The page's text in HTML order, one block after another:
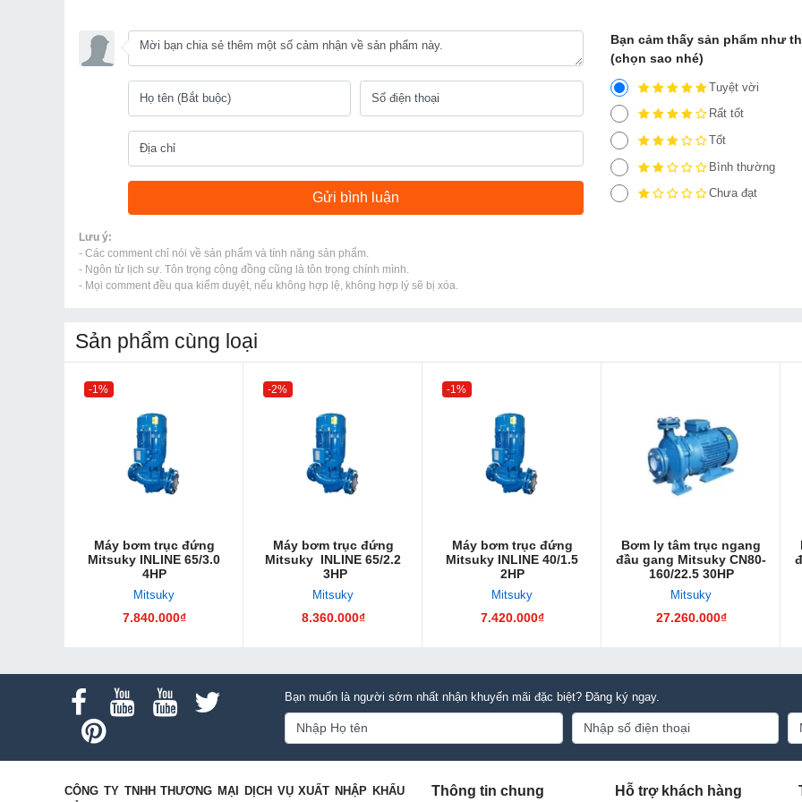
Bạn cảm thấy sản phẩm như
(chọn sao nhé)
Tuyệt vời
Rất tốt
Tốt
Bình thường
Chưa đạt
Lưu ý:
- Các comment chỉ nói về sản phẩm và tính năng sản phẩm.
- Ngôn từ lịch sự. Tôn trọng cộng đồng cũng là tôn trọng chính mình.
- Mọi comment đều qua kiểm duyệt, nếu không hợp lệ, không hợp lý sẽ bị xóa.
Sản phẩm cùng loại
-1%
Máy bơm trục đứng
Mitsuky INLINE 65/3.0
4HP
Mitsuky
7.840.000₫
-2%
Máy bơm trục đứng
Mitsuky INLINE 65/2.2
3HP
Mitsuky
8.360.000₫
-1%
Máy bơm trục đứng
Mitsuky INLINE 40/1.5
2HP
Mitsuky
7.420.000₫
Bơm ly tâm trục ngang
đầu gang Mitsuky CN80-
160/22.5 30HP
Mitsuky
27.260.000₫
Bạn muốn là người sớm nhất nhận khuyến mãi đặc biệt? Đăng ký ngay.
CÔNG TY TNHH THƯƠNG MẠI DỊCH VỤ XUẤT NHẬP KHẨU
Thông tin chung Hỗ trợ khách hàng